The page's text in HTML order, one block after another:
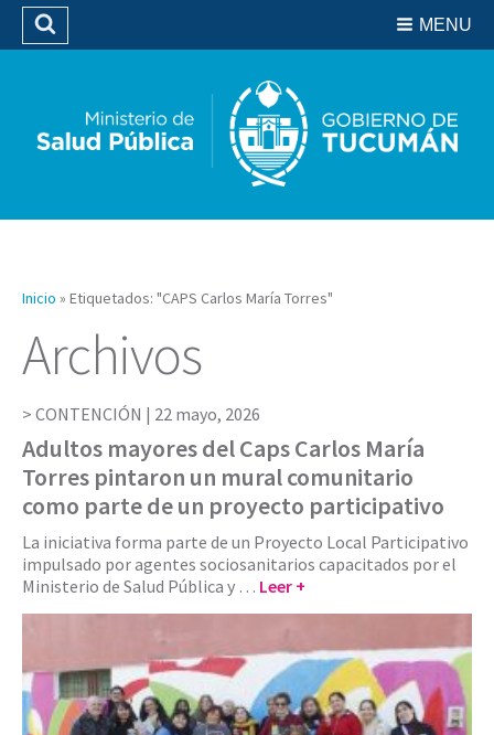
Biblioteca
MENU
Buscar
Inicio » Etiquetados: "CAPS Carlos María Torres"
Archivos
CONTENCIÓN | 22 mayo, 2026
Adultos mayores del Caps Carlos María
Torres pintaron un mural comunitario
como parte de un proyecto participativo
La iniciativa forma parte de un Proyecto Local Participativo
impulsado por agentes sociosanitarios capacitados por el
Ministerio de Salud Pública y … Leer +